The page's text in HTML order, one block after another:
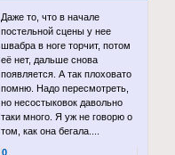
Даже то, что в начале
постельной сцены у нее
швабра в ноге торчит, потом
её нет, дальше снова
появляется. А так плоховато
помню. Надо пересмотреть,
но несостыковок давольно
таки много. Я уж не говорю о
том, как она бегала....
0